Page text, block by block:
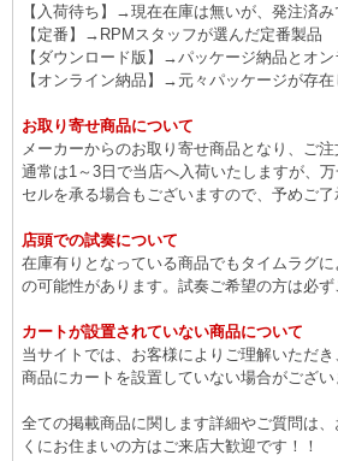
【入荷待ち】→現在在庫は無いが、発注済
【定番】→RPMスタッフが選んだ定番製品
【ダウンロード版】→パッケージ納品とオ
【オンライン納品】→元々パッケージが存
お取り寄せ商品について
メーカーからのお取り寄せ商品となり、ご
通常は1～3日で当店へ入荷いたしますが、
セルを承る場合もございますので、予めご了
店頭での試奏について
在庫有りとなっている商品でもタイムラグ
の可能性があります。試奏ご希望の方は必
カートが設置されていない商品について
当サイトでは、お客様によりご理解いただ
商品にカートを設置していない場合がござい
全ての掲載商品に関します詳細やご質問は
くにお住まいの方はご来店大歓迎です！！